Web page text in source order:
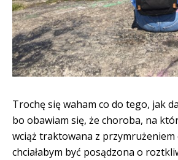
Trochę się waham co do tego, jak
bo obawiam się, że choroba, na
wciąż traktowana z przymrużeniem
chciałabym być posądzona o